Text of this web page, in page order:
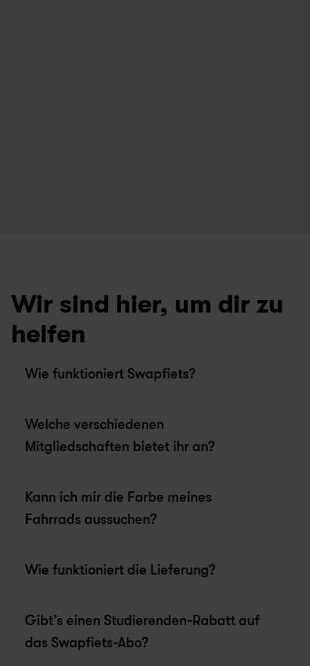
Wir sind hier, um dir zu
helfen
Wie funktioniert Swapfiets?
Welche verschiedenen
Mitgliedschaften bietet ihr an?
Kann ich mir die Farbe meines
Fahrrads aussuchen?
Wie funktioniert die Lieferung?
Gibt’s einen Studierenden-Rabatt auf
das Swapfiets-Abo?